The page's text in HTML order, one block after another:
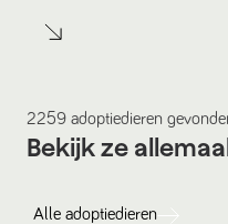
2259 adoptiedieren
Bekijk ze
Alle adoptiedieren